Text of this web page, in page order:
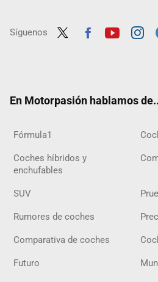
Síguenos
En Motorpasión hablamos
Fórmula1
Coches híbridos y
enchufables
SUV
Rumores de coches
Comparativa de coches
Futuro